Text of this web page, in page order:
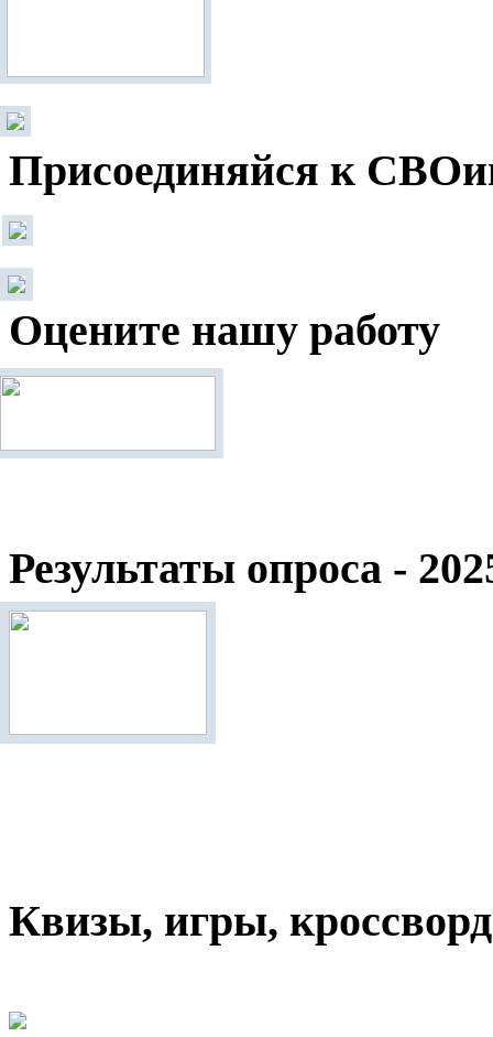
Присоединяйся к
Оцените нашу работу
Результаты опроса -
Квизы, игры,